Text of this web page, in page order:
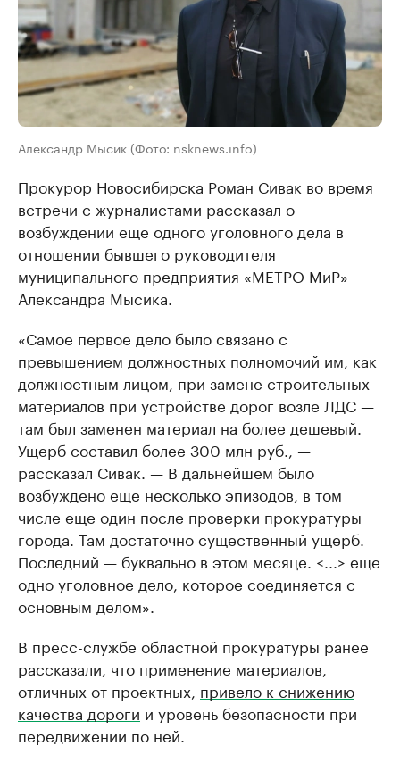
Александр Мысик (Фото: nsknews.info)
Прокурор Новосибирска Роман Сивак во время
встречи с журналистами рассказал о
возбуждении еще одного уголовного дела в
отношении бывшего руководителя
муниципального предприятия «МЕТРО МиР»
Александра Мысика.
«Самое первое дело было связано с
превышением должностных полномочий им, как
должностным лицом, при замене строительных
материалов при устройстве дорог возле ЛДС —
там был заменен материал на более дешевый.
Ущерб составил более 300 млн руб., —
рассказал Сивак. — В дальнейшем было
возбуждено еще несколько эпизодов, в том
числе еще один после проверки прокуратуры
города. Там достаточно существенный ущерб.
Последний — буквально в этом месяце. <...> еще
одно уголовное дело, которое соединяется с
основным делом».
В пресс-службе областной прокуратуры ранее
рассказали, что применение материалов,
отличных от проектных, привело к снижению
качества дороги и уровень безопасности при
передвижении по ней.